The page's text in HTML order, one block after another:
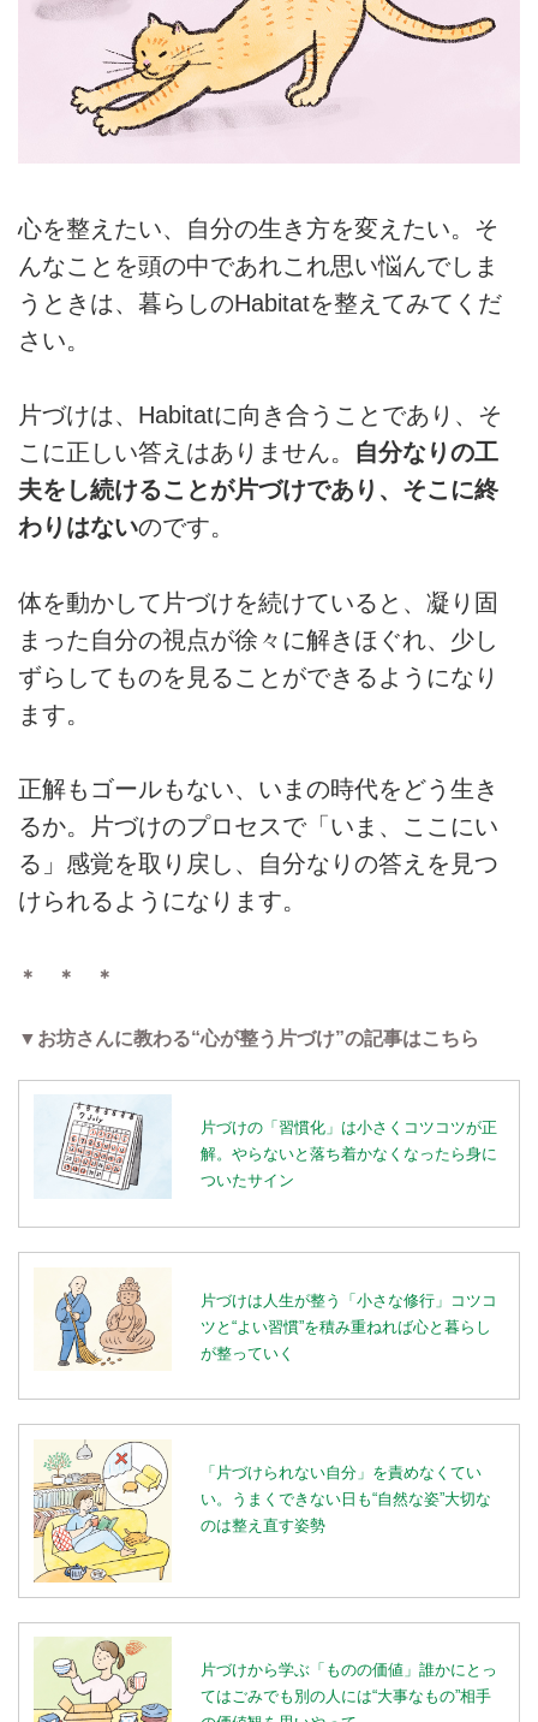
心を整えたい、自分の生き方を変えたい。そ
んなことを頭の中であれこれ思い悩んでしま
うときは、暮らしのHabitatを整えてみてくだ
さい。
片づけは、Habitatに向き合うことであり、そ
こに正しい答えはありません。 自分なりの工
夫をし続けることが片づけであり、そこに終
わりはないのです。
体を動かして片づけを続けていると、凝り固
まった自分の視点が徐々に解きほぐれ、少し
ずらしてものを見ることができるようになり
ます。
正解もゴールもない、いまの時代をどう生き
るか。片づけのプロセスで「いま、ここにい
る」感覚を取り戻し、自分なりの答えを見つ
けられるようになります。
＊ ＊ ＊
▼お坊さんに教わる“心が整う片づけ”の記事はこちら
片づけの「習慣化」は小さくコツコツが正
解。やらないと落ち着かなくなったら身に
ついたサイン
片づけは人生が整う「小さな修行」コツコ
ツと“よい習慣”を積み重ねれば心と暮らし
が整っていく
「片づけられない自分」を責めなくてい
い。うまくできない日も“自然な姿”大切な
のは整え直す姿勢
片づけから学ぶ「ものの価値」誰かにとっ
てはごみでも別の人には“大事なもの”相手